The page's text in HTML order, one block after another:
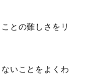
との難しさをリ
いことをよくわ